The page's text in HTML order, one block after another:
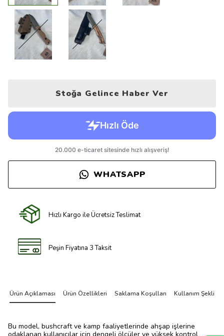
Stoğa Gelince Haber Ver
WHATSAPP
Hızlı Kargo ile Ücretsiz Teslimat
Peşin Fiyatına 3 Taksit
Ürün Açıklaması Ürün Özellikleri Saklama Koşulları Kullanım Şekli
Bu model, bushcraft ve kamp faaliyetlerinde ahşap işlerine